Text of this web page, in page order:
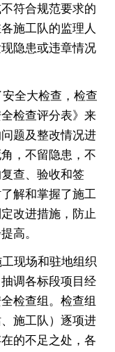
符合规范要求的
施工队的监理人
隐患或违章情况
全大检查，检查
检查评分表》来
题及整改情况进
，不留隐患，不
查、验收和签
解和掌握了施工
改进措施，防止
高。
现场和驻地组织
调各标段项目经
检查组。检查组
施工队）逐项进
的不足之处，各